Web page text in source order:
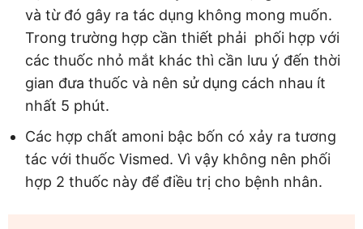
và từ đó gây ra tác dụng không mong muốn.
Trong trường hợp cần thiết phải phối hợp với
các thuốc nhỏ mắt khác thì cần lưu ý đến thời
gian đưa thuốc và nên sử dụng cách nhau ít
nhất 5 phút.
Các hợp chất amoni bậc bốn có xảy ra tương
tác với thuốc Vismed. Vì vậy không nên phối
hợp 2 thuốc này để điều trị cho bệnh nhân.